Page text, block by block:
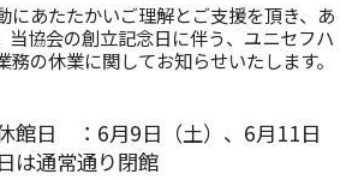
にあたたかいご理解とご支援を頂き、あ
当協会の創立記念日に伴う、ユニセフハ
務の休業に関してお知らせいたします。
館日 ：6月9日（土）、6月11日
は通常通り閉館